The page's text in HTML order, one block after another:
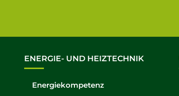
ENERGIE- UND HEIZTECHNIK
Energiekompetenz